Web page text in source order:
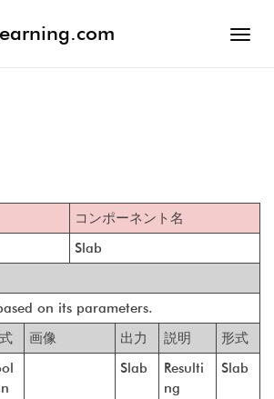
コンポーネント名
Slab
on its parameters.
画像 出力 説明
形式
Slab
Resulti
ng
Slab